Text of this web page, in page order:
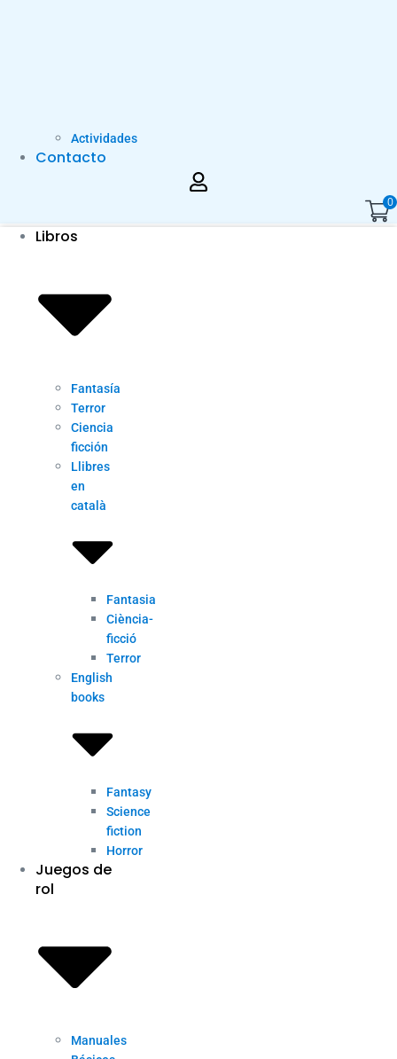
Actividades
Contacto
0
Libros
Fantasía
Terror
Ciencia
ficción
Llibres
en
català
Fantasia
Ciència-
ficció
Terror
English
books
Fantasy
Science
fiction
Horror
Juegos de
rol
Manuales